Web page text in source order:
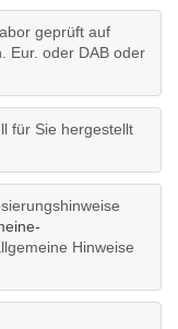
geprüft auf
Eur. oder DAB oder
für Sie hergestellt
Hinweise